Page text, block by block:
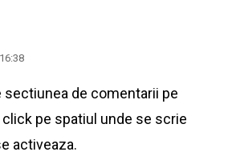
sectiunea de comentarii pe
click pe spatiul unde se scrie
activeaza.